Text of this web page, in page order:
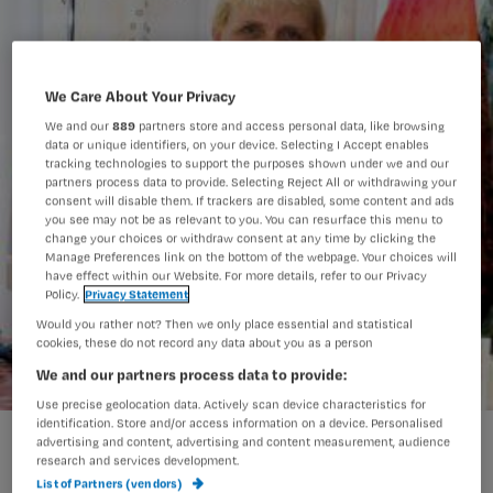
'Pakarm beschermt verzorgende tegen knijpende cliënten'
We Care About Your Privacy
We and our889 partners store and access personal data, like browsing
data or unique identifiers, on your device. Selecting I Accept enables
tracking technologies to support the purposes shown under we and our
partners process data to provide. Selecting Reject All or withdrawing your
consent will disable them. If trackers are disabled, some content and ads
you see may not be as relevant to you. You can resurface this menu to
change your choices or withdraw consent at any time by clicking the
Manage Preferences link on the bottom of the webpage. Your choices will
have effect within our Website. For more details, refer to our Privacy
Policy. Privacy Statement
Would you rather not? Then we only place essential and statistical
cookies, these do not record any data about you as a person
We and our partners process data to provide:
Use precise geolocation data. Actively scan device characteristics for
identification. Store and/or access information on a device. Personalised
advertising and content, advertising and content measurement, audience
research and services development.
List of Partners (vendors)